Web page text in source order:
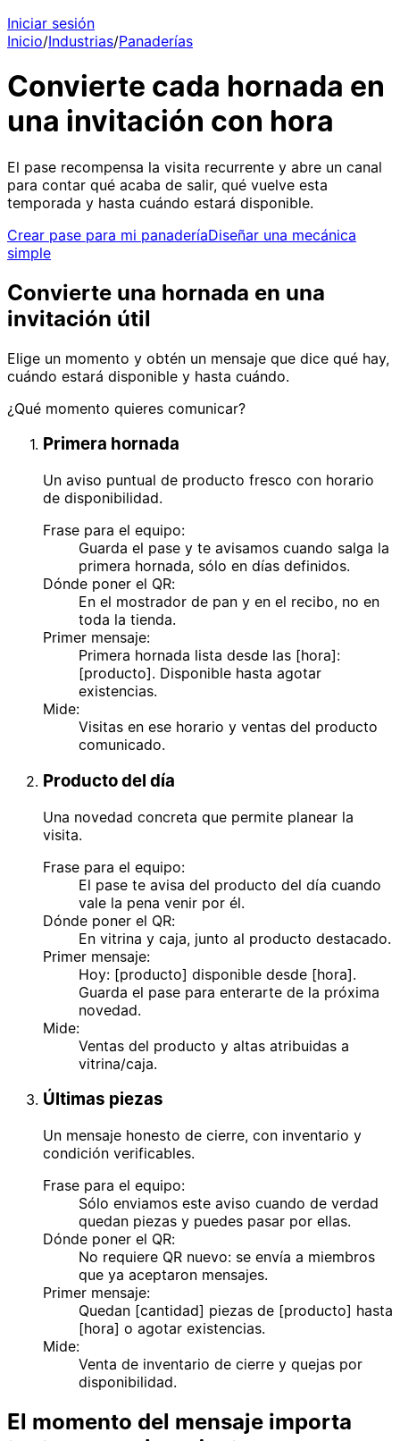
Iniciar sesión
Inicio/Industrias/Panaderías
Convierte cada hornada en
una invitación con hora
El pase recompensa la visita recurrente y abre un canal
para contar qué acaba de salir, qué vuelve esta
temporada y hasta cuándo estará disponible.
Crear pase para mi panaderíaDiseñar una mecánica
simple
Convierte una hornada en una
invitación útil
Elige un momento y obtén un mensaje que dice qué hay,
cuándo estará disponible y hasta cuándo.
¿Qué momento quieres comunicar?
Primera hornada
Un aviso puntual de producto fresco con horario
de disponibilidad.
Frase para el equipo:
Guarda el pase y te avisamos cuando salga la
primera hornada, sólo en días definidos.
Dónde poner el QR:
En el mostrador de pan y en el recibo, no en
toda la tienda.
Primer mensaje:
Primera hornada lista desde las [hora]:
[producto]. Disponible hasta agotar
existencias.
Mide:
Visitas en ese horario y ventas del producto
comunicado.
Producto del día
Una novedad concreta que permite planear la
visita.
Frase para el equipo:
El pase te avisa del producto del día cuando
vale la pena venir por él.
Dónde poner el QR:
En vitrina y caja, junto al producto destacado.
Primer mensaje:
Hoy: [producto] disponible desde [hora].
Guarda el pase para enterarte de la próxima
novedad.
Mide:
Ventas del producto y altas atribuidas a
vitrina/caja.
Últimas piezas
Un mensaje honesto de cierre, con inventario y
condición verificables.
Frase para el equipo:
Sólo enviamos este aviso cuando de verdad
quedan piezas y puedes pasar por ellas.
Dónde poner el QR:
No requiere QR nuevo: se envía a miembros
que ya aceptaron mensajes.
Primer mensaje:
Quedan [cantidad] piezas de [producto] hasta
[hora] o agotar existencias.
Mide:
Venta de inventario de cierre y quejas por
disponibilidad.
El momento del mensaje importa